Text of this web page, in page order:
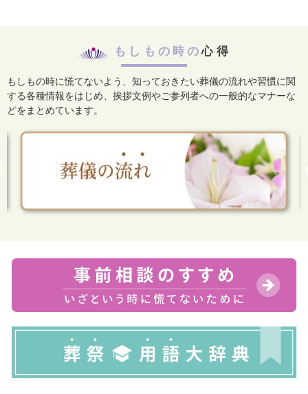
もしもの時の心得
もしもの時に慌てないよう、知っておきたい葬儀の流れや習慣に関
する各種情報をはじめ、 挨拶文例やご参列者への一般的なマナーな
どをまとめています。